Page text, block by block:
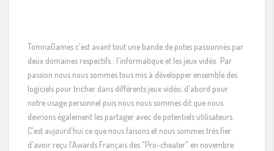
TomnaGames c'est avant tout une bande de potes passionnés par
deux domaines respectifs : l'informatique et les jeux vidéo. Par
passion nous nous sommes tous mis à développer ensemble des
logiciels pour tricher dans différents jeux vidéo, d'abord pour
notre usage personnel puis nous nous sommes dit que nous
devrions également les partager avec de potentiels utilisateurs.
C'est aujourd'hui ce que nous faisons et nous sommes très fier
d'avoir reçu l'Awards Français des "Pro-cheater" en novembre